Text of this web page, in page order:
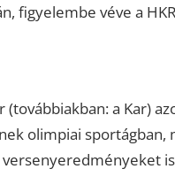
figyelembe véve a
a Kar)
olimpiai sportágban,